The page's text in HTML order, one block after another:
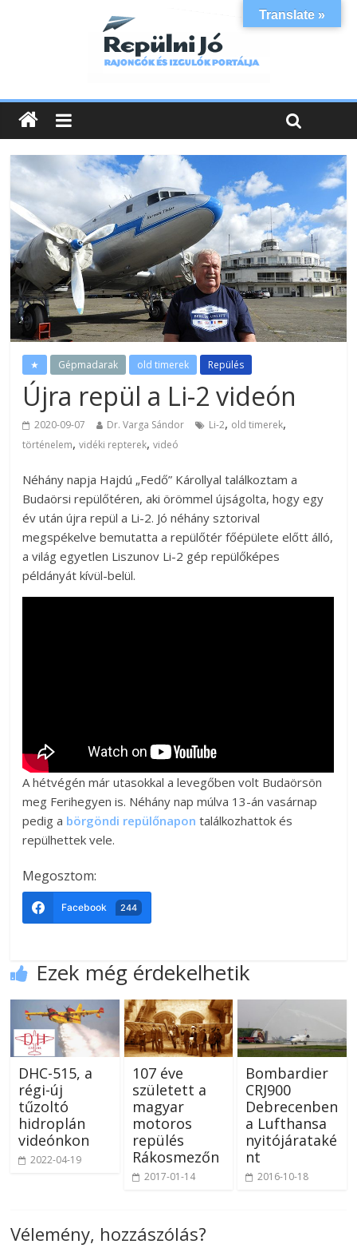
★ Gépmadarak old timerek Repülés
Újra repül a Li-2 videón
2020-09-07 Dr. Varga Sándor Li-2, old timerek,
történelem,vidéki repterek,videó
Néhány napja Hajdú „Fedő” Károllyal találkoztam a
Budaörsi repülőtéren, aki örömmel újságolta, hogy egy
év után újra repül a Li-2. Jó néhány sztorival
megspékelve bemutatta a repülőtér főépülete előtt álló,
a világ egyetlen Liszunov Li-2 gép repülőképes
példányát kívül-belül.
A hétvégén már utasokkal a levegőben volt Budaörsön
meg Ferihegyen is. Néhány nap múlva 13-án vasárnap
pedig a börgöndi repülőnapon találkozhattok és
repülhettek vele.
Megosztom:
Facebook 244
Ezek még érdekelhetik
DHC-515, a
régi-új
tűzoltó
hidroplán
videónkon
2022-04-19
107 éve
született a
magyar
motoros
repülés
Rákosmezőn
2017-01-14
Bombardier
CRJ900
Debrecenben
a Lufthansa
nyitójárataké
nt
2016-10-18
Vélemény, hozzászólás?
Translate »